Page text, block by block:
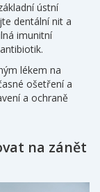
ústní
dentální nit a
imunitní
lékem na
ošetření a
a ochraně
na zánět